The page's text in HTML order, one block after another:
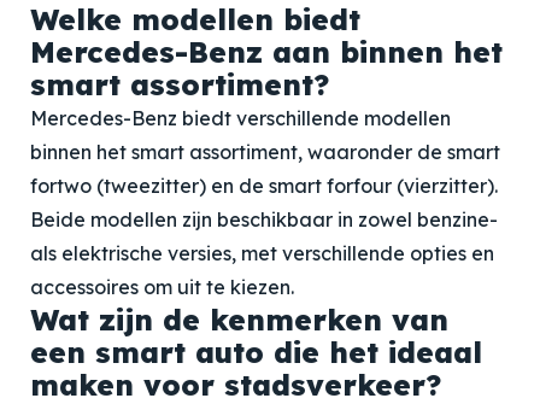
Welke modellen biedt
Mercedes-Benz aan binnen het
smart assortiment?
Mercedes-Benz biedt verschillende modellen
binnen het smart assortiment, waaronder de smart
fortwo (tweezitter) en de smart forfour (vierzitter).
Beide modellen zijn beschikbaar in zowel benzine-
als elektrische versies, met verschillende opties en
accessoires om uit te kiezen.
Wat zijn de kenmerken van
een smart auto die het ideaal
maken voor stadsverkeer?